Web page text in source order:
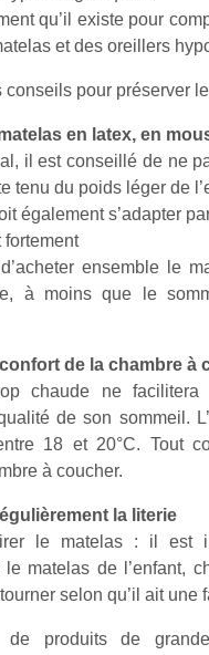
qu’il existe pour
et des oreillers
conseils pour préserver
en latex, en
il est conseillé de ne
tenu du poids léger de
également s’adapter
fortement
ensemble le
à moins que le
de la chambre à
chaude ne facilitera
de son sommeil.
18 et 20°C. Tout
à coucher.
la literie
le matelas : il est
le matelas de l’enfant,
selon qu’il ait une
de produits de